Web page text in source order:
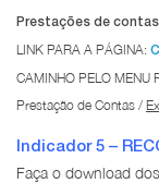
Prestações de contas
LINK PARA A PÁGINA:
CAMINHO PELO
Prestação de Contas /
Indicador 5 –
Faça o download